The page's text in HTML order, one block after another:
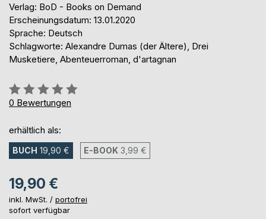
Verlag: BoD - Books on Demand
Erscheinungsdatum: 13.01.2020
Sprache: Deutsch
Schlagworte: Alexandre Dumas (der Ältere), Drei
Musketiere, Abenteuerroman, d'artagnan
Bewertung::
0%
0 Bewertungen
erhältlich als:
BUCH 19,90 € E-BOOK 3,99 €
19,90 €
inkl. MwSt. / portofrei
sofort verfügbar